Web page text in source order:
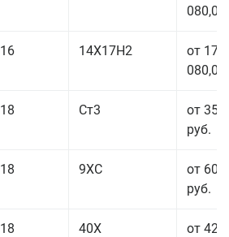
080,00
16 14Х17Н2
от 175
080,00
18 Ст3
от 35
руб.
18 9ХС
от 60
руб.
18 40Х
от 42